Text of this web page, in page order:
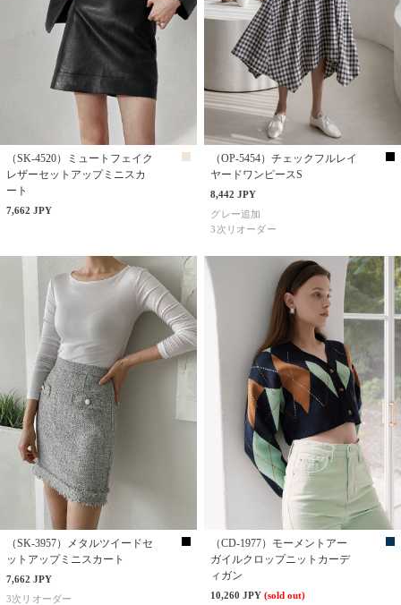
（SK-4520）ミュートフェイク
レザーセットアップミニスカ
ート
7,662 JPY
（OP-5454）チェックフルレイ
ヤードワンピースS
8,442 JPY
グレー追加
3次リオーダー
（SK-3957）メタルツイードセ
ットアップミニスカート
7,662 JPY
3次リオーダー
（CD-1977）モーメントアー
ガイルクロップニットカーデ
ィガン
10,260 JPY(sold out)